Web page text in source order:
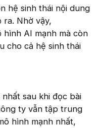
hệ sinh thái nội dung
ra. Nhờ vậy,
hình AI mạnh mà còn
cho cả hệ sinh thái
sau khi đọc bài
ty vẫn tập trung
hình mạnh nhất,